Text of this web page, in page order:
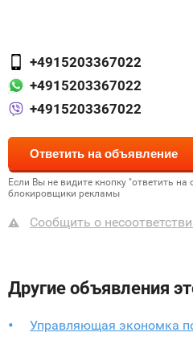
+4915203367022
+4915203367022
+4915203367022
Если Вы не видите кнопку "ответить
блокировщики рекламы
Сообщить о
Другие объявления
Управляющая экономка